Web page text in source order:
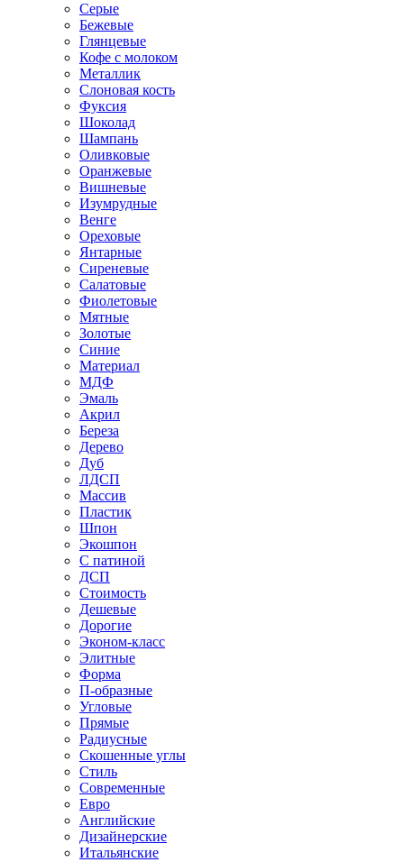
Серые
Бежевые
Глянцевые
Кофе с молоком
Металлик
Слоновая кость
Фуксия
Шоколад
Шампань
Оливковые
Оранжевые
Вишневые
Изумрудные
Венге
Ореховые
Янтарные
Сиреневые
Салатовые
Фиолетовые
Мятные
Золотые
Синие
Материал
МДФ
Эмаль
Акрил
Береза
Дерево
Дуб
ЛДСП
Массив
Пластик
Шпон
Экошпон
С патиной
ДСП
Стоимость
Дешевые
Дорогие
Эконом-класс
Элитные
Форма
П-образные
Угловые
Прямые
Радиусные
Скошенные углы
Стиль
Современные
Евро
Английские
Дизайнерские
Итальянские